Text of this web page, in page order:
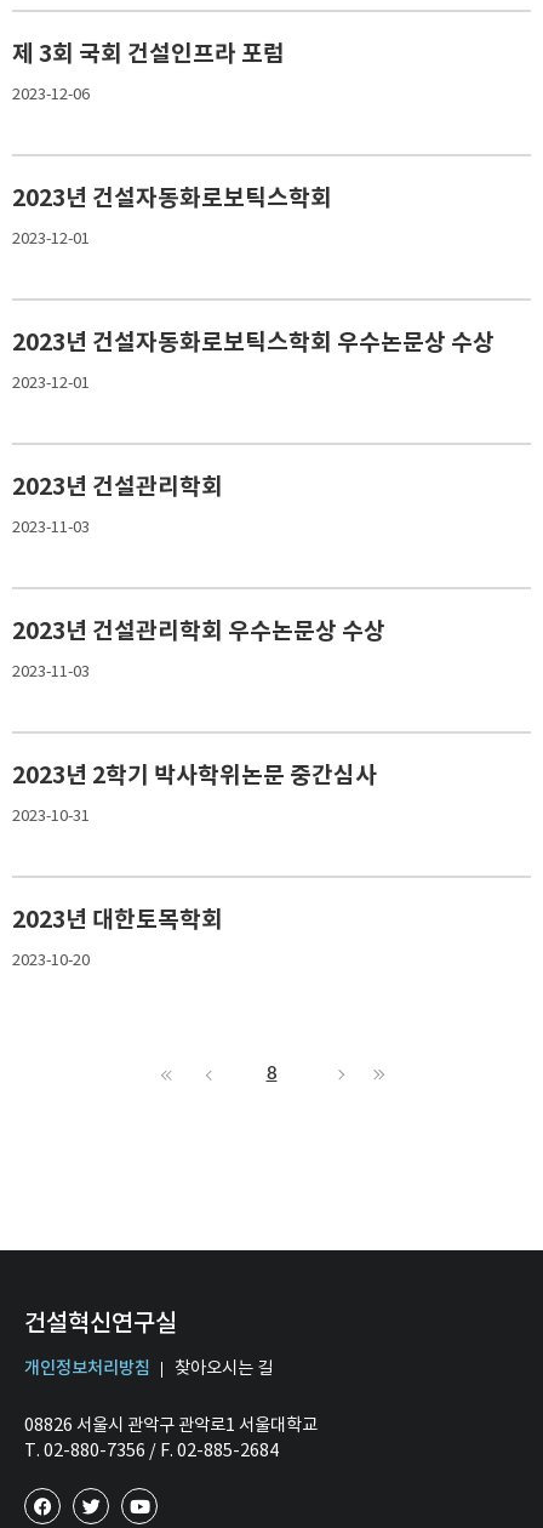
제 3회 국회 건설인프라 포럼
2023-12-06
2023년 건설자동화로보틱스학회
2023-12-01
2023년 건설자동화로보틱스학회 우수논문상 수상
2023-12-01
2023년 건설관리학회
2023-11-03
2023년 건설관리학회 우수논문상 수상
2023-11-03
2023년 2학기 박사학위논문 중간심사
2023-10-31
2023년 대한토목학회
2023-10-20
8
건설혁신연구실
개인정보처리방침 찾아오시는 길
08826 서울시 관악구 관악로1 서울대학교
T. 02-880-7356 / F. 02-885-2684